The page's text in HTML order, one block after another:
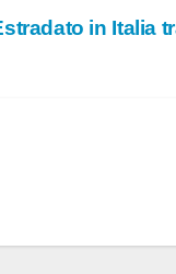
in Italia